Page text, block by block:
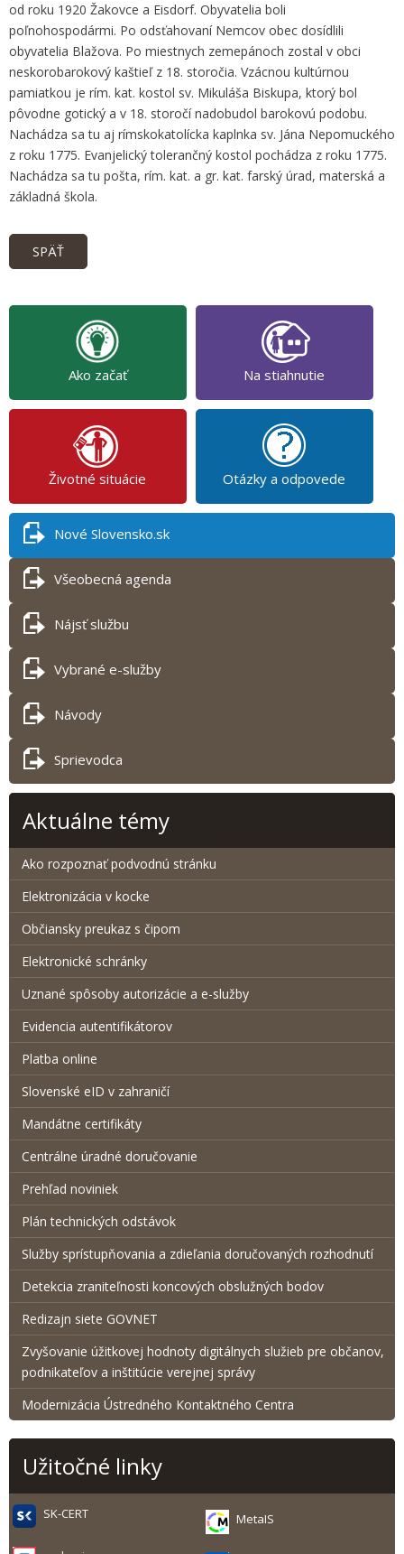
od roku 1920 Žakovce a Eisdorf. Obyvatelia boli
poľnohospodármi. Po odsťahovaní Nemcov obec dosídlili
obyvatelia Blažova. Po miestnych zemepánoch zostal v obci
neskorobarokový kaštieľ z 18. storočia. Vzácnou kultúrnou
pamiatkou je rím. kat. kostol sv. Mikuláša Biskupa, ktorý bol
pôvodne gotický a v 18. storočí nadobudol barokovú podobu.
Nachádza sa tu aj rímskokatolícka kaplnka sv. Jána Nepomuckého
z roku 1775. Evanjelický tolerančný kostol pochádza z roku 1775.
Nachádza sa tu pošta, rím. kat. a gr. kat. farský úrad, materská a
základná škola.
SPÄŤ
Ako začať Na stiahnutie
Životné situácie Otázky a odpovede
Nové Slovensko.sk
Všeobecná agenda
Nájsť službu
Vybrané e-služby
Návody
Sprievodca
Aktuálne témy
Ako rozpoznať podvodnú stránku
Elektronizácia v kocke
Občiansky preukaz s čipom
Elektronické schránky
Uznané spôsoby autorizácie a e-služby
Evidencia autentifikátorov
Platba online
Slovenské eID v zahraničí
Mandátne certifikáty
Centrálne úradné doručovanie
Prehľad noviniek
Plán technických odstávok
Služby sprístupňovania a zdieľania doručovaných rozhodnutí
Detekcia zraniteľnosti koncových obslužných bodov
Redizajn siete GOVNET
Zvyšovanie úžitkovej hodnoty digitálnych služieb pre občanov,
podnikateľov a inštitúcie verejnej správy
Modernizácia Ústredného Kontaktného Centra
Užitočné linky
SK-CERT MetaIS